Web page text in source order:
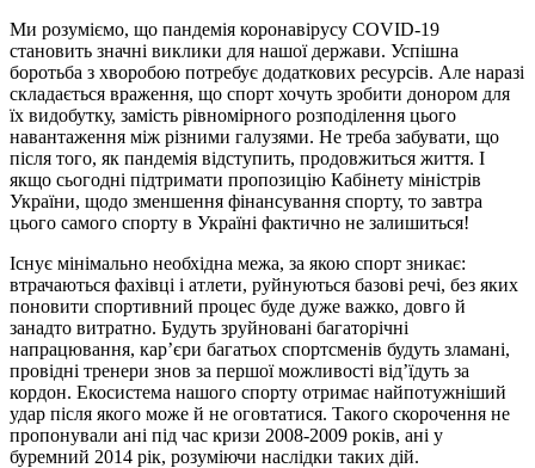
Ми розуміємо, що пандемія коронавірусу COVID-19
становить значні виклики для нашої держави. Успішна
боротьба з хворобою потребує додаткових ресурсів. Але наразі
складається враження, що спорт хочуть зробити донором для
їх видобутку, замість рівномірного розподілення цього
навантаження між різними галузями. Не треба забувати, що
після того, як пандемія відступить, продовжиться життя. І
якщо сьогодні підтримати пропозицію Кабінету міністрів
України, щодо зменшення фінансування спорту, то завтра
цього самого спорту в Україні фактично не залишиться!
Існує мінімально необхідна межа, за якою спорт зникає:
втрачаються фахівці і атлети, руйнуються базові речі, без яких
поновити спортивний процес буде дуже важко, довго й
занадто витратно. Будуть зруйновані багаторічні
напрацювання, кар’єри багатьох спортсменів будуть зламані,
провідні тренери знов за першої можливості від’їдуть за
кордон. Екосистема нашого спорту отримає найпотужніший
удар після якого може й не оговтатися. Такого скорочення не
пропонували ані під час кризи 2008-2009 років, ані у
буремний 2014 рік, розуміючи наслідки таких дій.